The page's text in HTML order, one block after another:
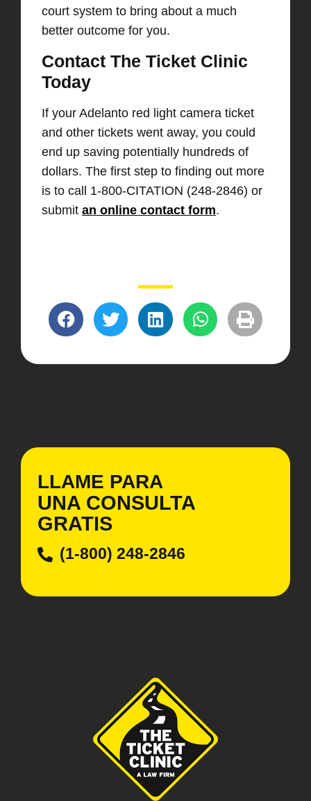
court system to bring about a much
better outcome for you.
Contact The Ticket Clinic
Today
If your Adelanto red light camera ticket
and other tickets went away, you could
end up saving potentially hundreds of
dollars. The first step to finding out more
is to call 1-800-CITATION (248-2846) or
submit an online contact form.
LLAME PARA
UNA CONSULTA
GRATIS
(1-800) 248-2846